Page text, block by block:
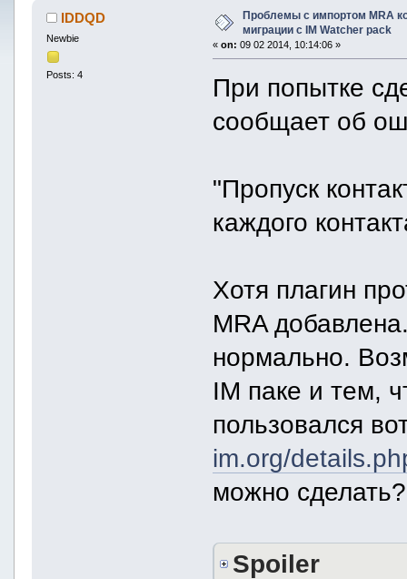
IDDQD
Newbie
Posts: 4
Проблемы с импортом MRA
миграции с IM Watcher pack
«on: 09 02 2014, 10:14:06 »
При попытке
сообщает об
"Пропуск
каждого
Хотя плагин
MRA
нормально.
IM паке и тем,
пользовался
im.org/
можно сделать?
Spoiler